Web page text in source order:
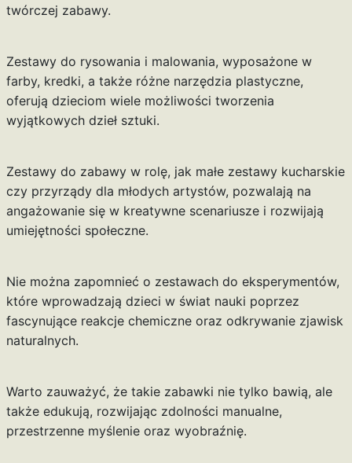
twórczej zabawy.
Zestawy do rysowania i malowania, wyposażone w
farby, kredki, a także różne narzędzia plastyczne,
oferują dzieciom wiele możliwości tworzenia
wyjątkowych dzieł sztuki.
Zestawy do zabawy w rolę, jak małe zestawy kucharskie
czy przyrządy dla młodych artystów, pozwalają na
angażowanie się w kreatywne scenariusze i rozwijają
umiejętności społeczne.
Nie można zapomnieć o zestawach do eksperymentów,
które wprowadzają dzieci w świat nauki poprzez
fascynujące reakcje chemiczne oraz odkrywanie zjawisk
naturalnych.
Warto zauważyć, że takie zabawki nie tylko bawią, ale
także edukują, rozwijając zdolności manualne,
przestrzenne myślenie oraz wyobraźnię.